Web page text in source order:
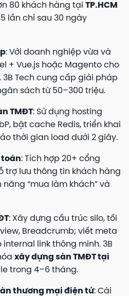
80 khách hàng tại TP.HCM
lần chỉ sau 30 ngày
: Với doanh nghiệp vừa và
+ Vue.js hoặc Magento cho
3B Tech cung cấp giải pháp
sách từ 50–300 triệu.
TMĐT: Sử dụng hosting
bật cache Redis, triển khai
thời gian load dưới 2 giây.
toán: Tích hợp 20+ cổng
trợ lưu thông tin khách hàng
“mua làm khách” và
: Xây dựng cấu trúc silo, tối
Breadcrumb; viết meta
link thông minh. 3B
xây dựng sàn TMĐT tại
trong 4–6 tháng.
thương mại điện tử: Cài